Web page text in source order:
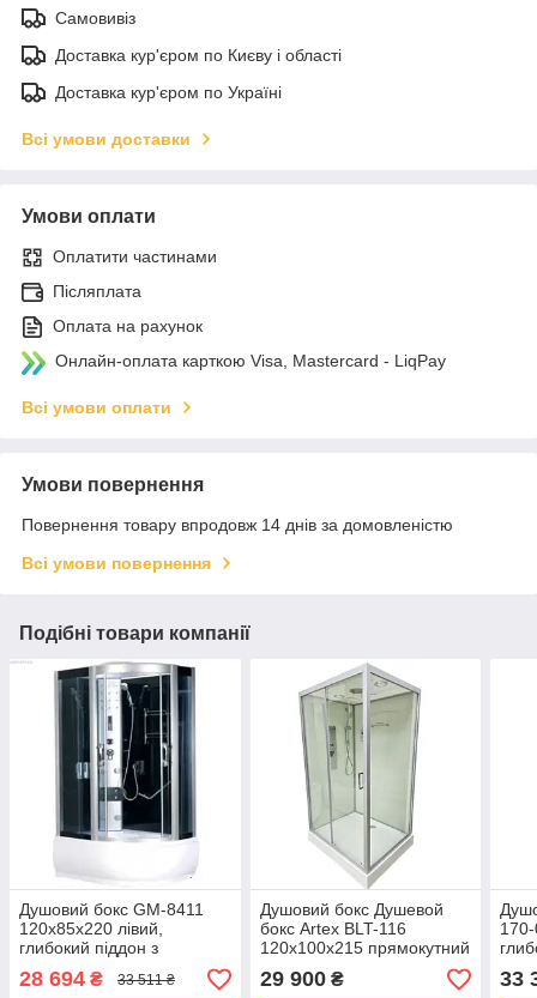
Самовивіз
Доставка кур'єром по Києву і області
Доставка кур'єром по Україні
Всі умови доставки
Умови оплати
Оплатити частинами
Післяплата
Оплата на рахунок
Онлайн-оплата карткою Visa, Mastercard - LiqPay
Всі умови оплати
Умови повернення
Повернення товару впродовж 14 днів за домовленістю
Всі умови повернення
Подібні товари компанії
Душовий бокс GM-8411
120x85x220 лівий,
глибокий піддон з
гідромасажем і
електронікою
28 694 ₴ 33 511 ₴
Душовий бокс Душевой
бокс Artex BLT-116
120х100х215 прямокутний
мілкий піддон
29 900₴ 33